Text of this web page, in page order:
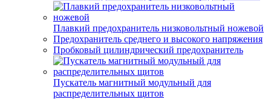
Плавкий предохранитель низковольтный ножевой
Предохранитель среднего и высокого напряжения
Пробковый цилиндрический предохранитель
Пускатель магнитный модульный для
распределительных щитов